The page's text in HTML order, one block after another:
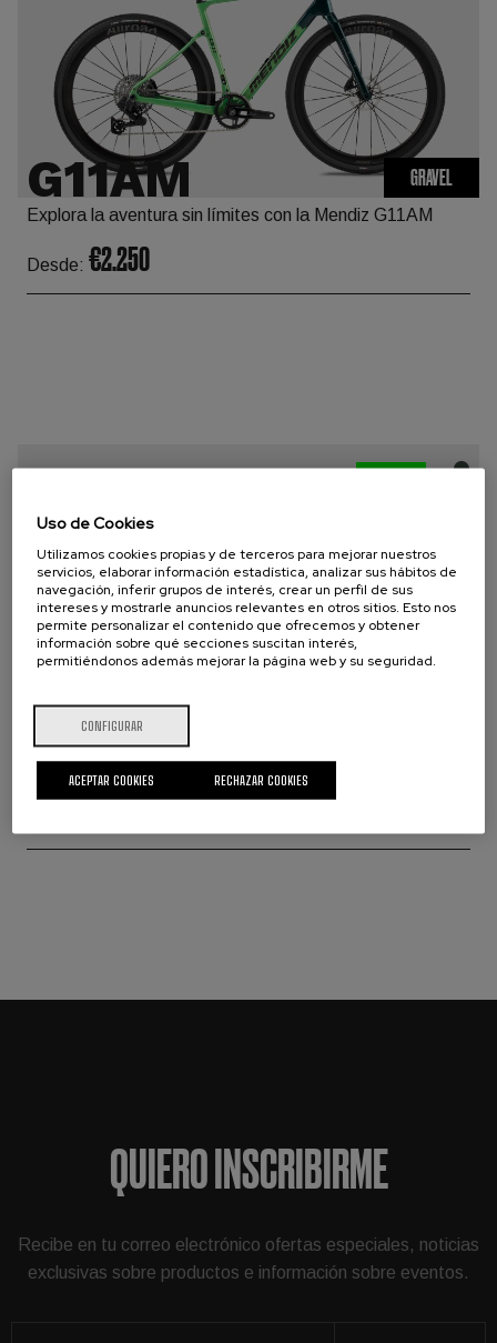
GRAVEL
G11AM
Explora la aventura sin límites con la Mendiz G11AM
Desde: €2.250
G4.ICR
QUIERO INSCRIBIRME
Recibe en tu correo electrónico ofertas especiales, noticias
exclusivas sobre productos e información sobre eventos.
Uso de Cookies
Utilizamos cookies propias y de terceros para mejorar nuestros
servicios, elaborar información estadística, analizar sus hábitos de
navegación, inferir grupos de interés, crear un perfil de sus
intereses y mostrarle anuncios relevantes en otros sitios. Esto nos
permite personalizar el contenido que ofrecemos y obtener
información sobre qué secciones suscitan interés,
permitiéndonos además mejorar la página web y su seguridad.
CONFIGURAR
RECHAZAR COOKIES
ACEPTAR COOKIES